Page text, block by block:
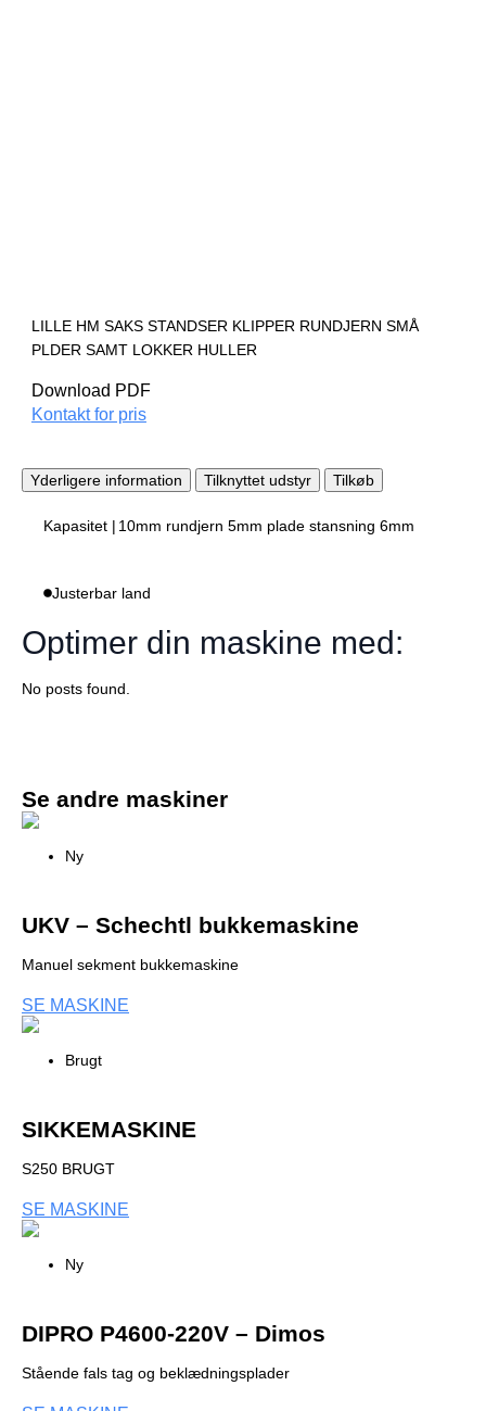
LILLE HM SAKS STANDSER KLIPPER RUNDJERN SMÅ
PLDER SAMT LOKKER HULLER
Download PDF
Kontakt for pris
Yderligere information Tilknyttet udstyr Tilkøb
Kapasitet | 10mm rundjern 5mm plade stansning 6mm
Justerbar land
Optimer din maskine med:
No posts found.
Se andre maskiner
Ny
UKV – Schechtl bukkemaskine
Manuel sekment bukkemaskine
SE MASKINE
Brugt
SIKKEMASKINE
S250 BRUGT
SE MASKINE
Ny
DIPRO P4600-220V – Dimos
Stående fals tag og beklædningsplader